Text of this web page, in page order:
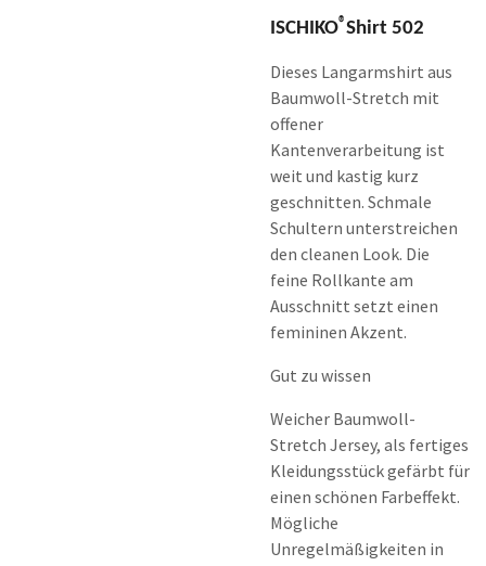
ISCHIKO®Shirt 502
Dieses Langarmshirt aus
Baumwoll-Stretch mit
offener
Kantenverarbeitung ist
weit und kastig kurz
geschnitten. Schmale
Schultern unterstreichen
den cleanen Look. Die
feine Rollkante am
Ausschnitt setzt einen
femininen Akzent.
Gut zu wissen
Weicher Baumwoll-
Stretch Jersey, als fertiges
Kleidungsstück gefärbt für
einen schönen Farbeffekt.
Mögliche
Unregelmäßigkeiten in